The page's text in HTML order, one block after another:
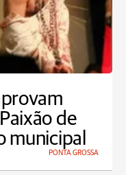
de
municipal
PONTA GROSSA